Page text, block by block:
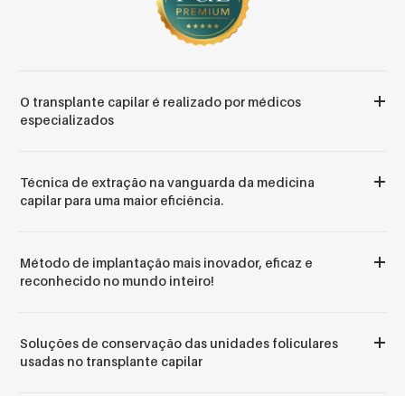
O transplante capilar é realizado por médicos
especializados
Técnica de extração na vanguarda da medicina
capilar para uma maior eficiência.
Método de implantação mais inovador, eficaz e
reconhecido no mundo inteiro!
Soluções de conservação das unidades foliculares
usadas no transplante capilar